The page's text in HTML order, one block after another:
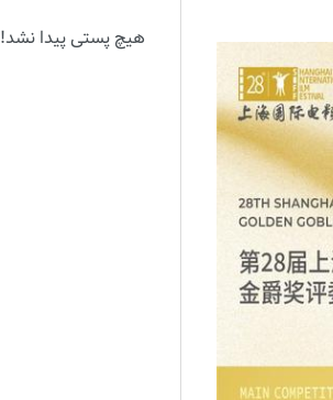
هیچ پستی پیدا نشد!